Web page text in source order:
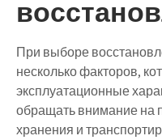
При выборе
несколько факторов,
эксплуатационные
обращать внимание на
хранения и